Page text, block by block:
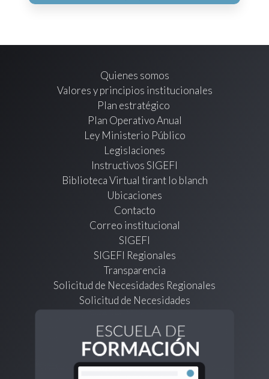
Quienes somos
Valores y principios institucionales
Plan estratégico
Plan Operativo Anual
Ley Ministerio Público
Legislaciones
Instructivos SIGEFI
Biblioteca Virtual tirant lo blanch
Ubicaciones
Contacto
Correo institucional
SIGEFI
SIGEFI Regionales
Transparencia
Solicitud de Necesidades Regionales
Solicitud de Necesidades